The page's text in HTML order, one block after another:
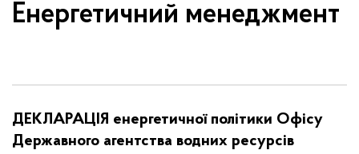
Енергетичний менеджмент
ДЕКЛАРАЦІЯ енергетичної політики Офісу
Державного агентства водних ресурсів